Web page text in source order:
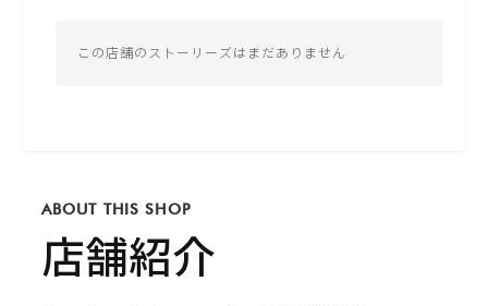
Twitterが未登録です
この店舗のストーリーズはまだありません
ABOUT THIS SHOP
店舗紹介